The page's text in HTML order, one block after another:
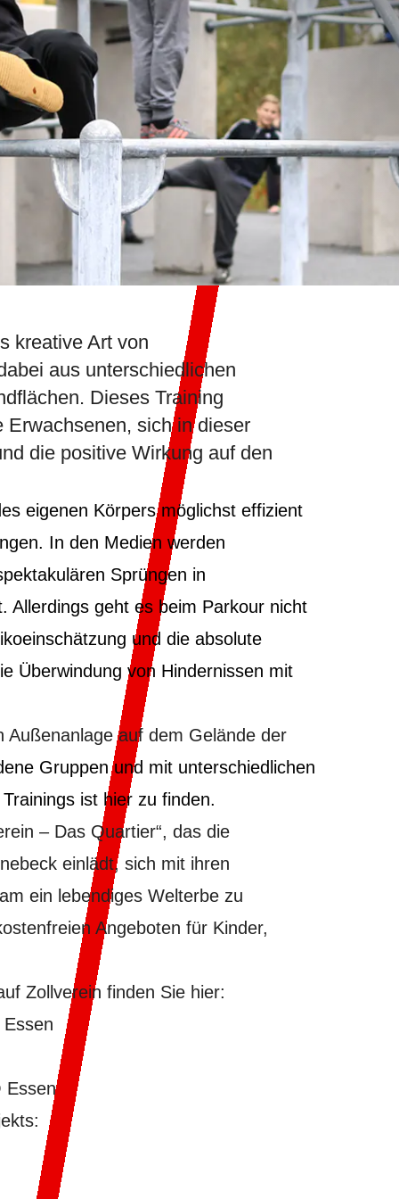
kreative Art von
aus unterschiedlichen
Dieses Training
Erwachsenen, sich in dieser
die positive Wirkung auf den
eigenen Körpers möglichst effizient
In den Medien werden
Sprüngen in
Allerdings geht es beim Parkour nicht
und die absolute
Überwindung von Hindernissen mit
auf dem Gelände der
Gruppen und mit unterschiedlichen
ist hierzu finden.
– Das Quartier“, das die
einlädt, sich mit ihren
ein lebendiges Welterbe zu
Angeboten für Kinder,
Zollverein finden Sie hier:
Essen